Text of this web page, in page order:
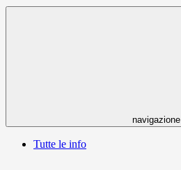
navigazione
Tutte le info